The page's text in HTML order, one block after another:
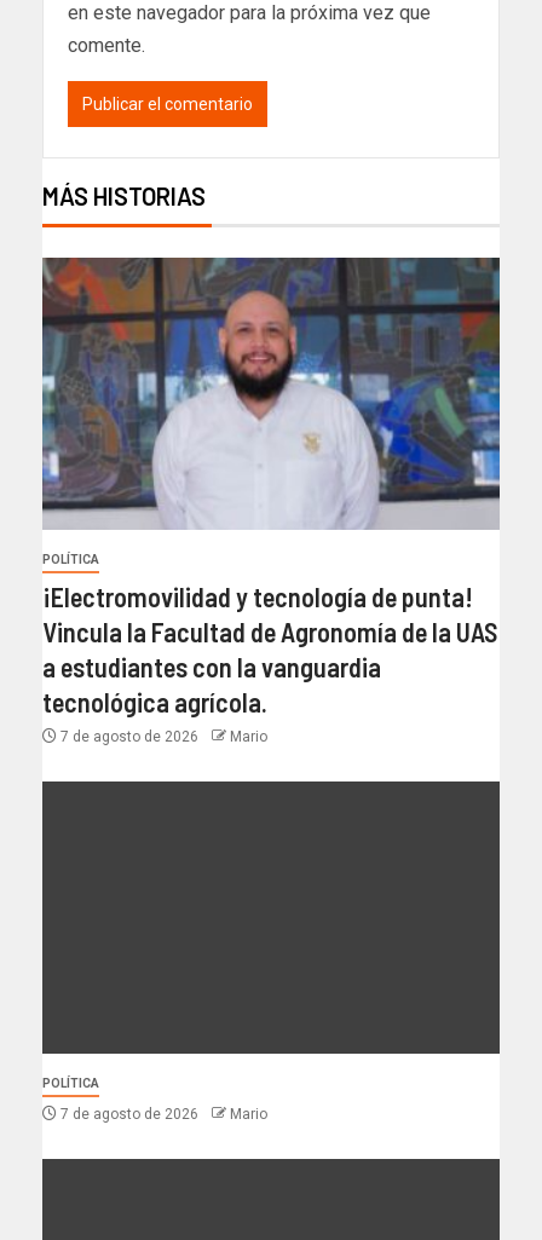
en este navegador para la próxima vez que
comente.
MÁS HISTORIAS
POLÍTICA
¡Electromovilidad y tecnología de punta!
Vincula la Facultad de Agronomía de la UAS
a estudiantes con la vanguardia
tecnológica agrícola.
7 de agosto de 2026 Mario
POLÍTICA
7 de agosto de 2026 Mario